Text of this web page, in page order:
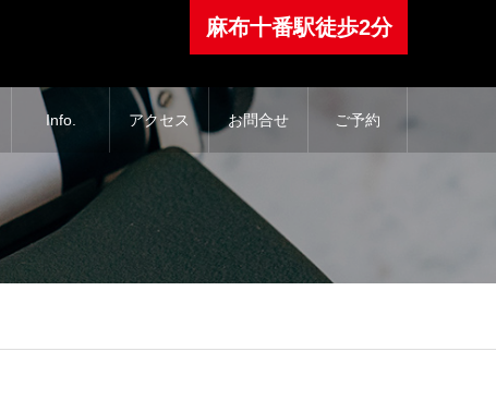
⿇布⼗番駅徒歩2分
Info. アクセス お問合せ ご予約